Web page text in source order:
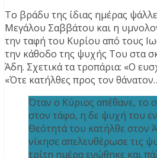
Το βράδυ της ίδιας ημέρας
Μεγάλου Σαββάτου και η
την ταφή του Κυρίου από τους
την κάθοδο της ψυχής Του στα
Άδη. Σχετικά τα τροπάρια: «Ο
«Ότε κατήλθες προς τον
Όταν ο Κύριος απέθανε, το
στον τάφο, η δε ψυχή του
Θεότητά του κατήλθε στον
νίκησε απελευθέρωσε τις
τρίτη ημέρα ενώθηκε και